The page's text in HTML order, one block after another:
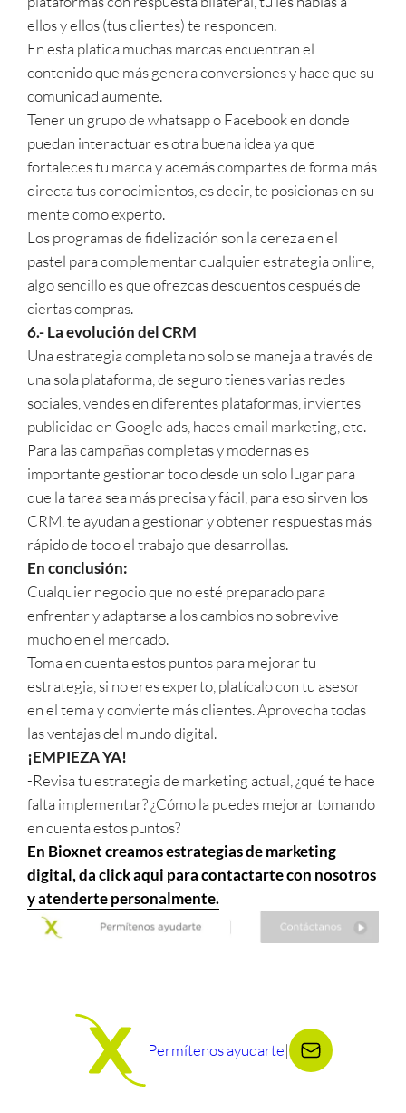
ellos y ellos (tus clientes) te responden.
En esta platica muchas marcas encuentran el
contenido que más genera conversiones y hace que su
comunidad aumente.
Tener un grupo de whatsapp o Facebook en donde
puedan interactuar es otra buena idea ya que
fortaleces tu marca y además compartes de forma más
directa tus conocimientos, es decir, te posicionas en su
mente como experto.
Los programas de fidelización son la cereza en el
pastel para complementar cualquier estrategia online,
algo sencillo es que ofrezcas descuentos después de
ciertas compras.
6.- La evolución del CRM
Una estrategia completa no solo se maneja a través de
una sola plataforma, de seguro tienes varias redes
sociales, vendes en diferentes plataformas, inviertes
publicidad en Google ads, haces email marketing, etc.
Para las campañas completas y modernas es
importante gestionar todo desde un solo lugar para
que la tarea sea más precisa y fácil, para eso sirven los
CRM, te ayudan a gestionar y obtener respuestas más
rápido de todo el trabajo que desarrollas.
En conclusión:
Cualquier negocio que no esté preparado para
enfrentar y adaptarse a los cambios no sobrevive
mucho en el mercado.
Toma en cuenta estos puntos para mejorar tu
estrategia, si no eres experto, platícalo con tu asesor
en el tema y convierte más clientes. Aprovecha todas
las ventajas del mundo digital.
¡EMPIEZA YA!
-Revisa tu estrategia de marketing actual, ¿qué te hace
falta implementar? ¿Cómo la puedes mejorar tomando
en cuenta estos puntos?
En Bioxnet creamos estrategias de marketing
digital, da click aqui para contactarte con nosotros
y atenderte personalmente.
Permítenos ayudarte|